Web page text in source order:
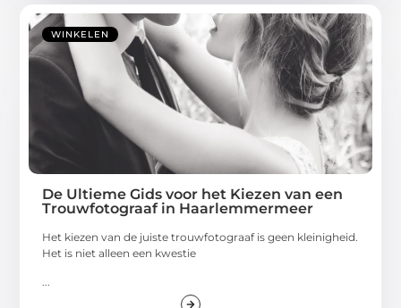
WINKELEN
De Ultieme Gids voor het Kiezen van een
Trouwfotograaf in Haarlemmermeer
Het kiezen van de juiste trouwfotograaf is geen kleinigheid.
Het is niet alleen een kwestie